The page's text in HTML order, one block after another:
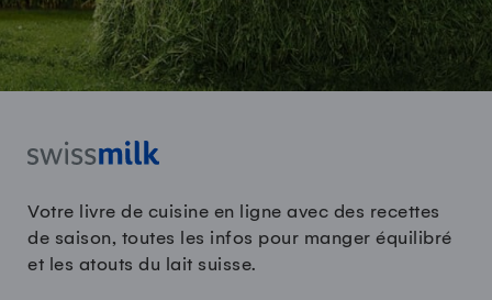
Votre livre de cuisine en ligne avec des recettes
de saison, toutes les infos pour manger équilibré
et les atouts du lait suisse.